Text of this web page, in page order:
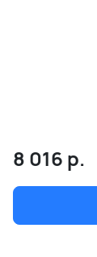
8 016 р.